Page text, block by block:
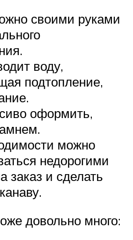
своими руками
воду,
подтопление,
оформить,
можно
недорогими
заказ и сделать
довольно много: